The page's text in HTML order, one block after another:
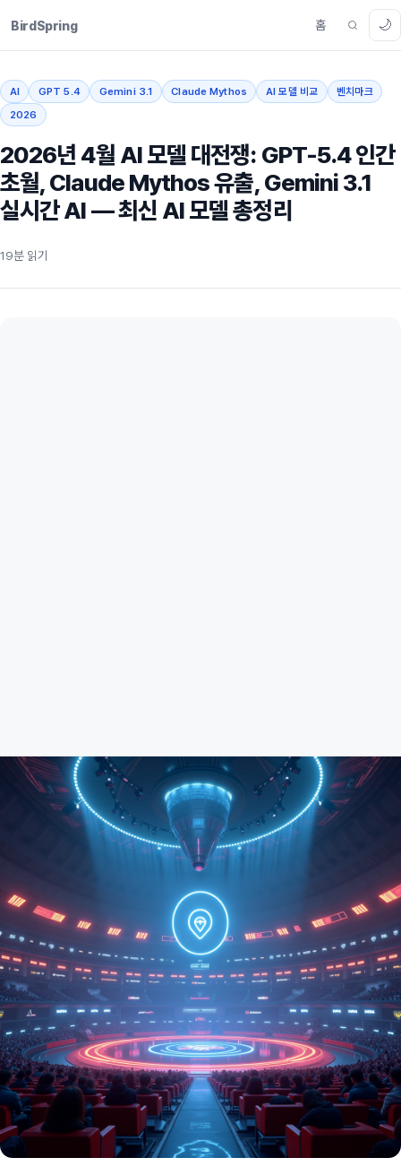
BirdSpring 홈 🌙
AI GPT 5.4 Gemini 3.1 Claude Mythos AI 모델 비교
벤치마크
2026
2026년 4월 AI 모델 대전쟁: GPT-5.4 인간
초월, Claude Mythos 유출, Gemini 3.1
실시간 AI — 최신 AI 모델 총정리
19분 읽기